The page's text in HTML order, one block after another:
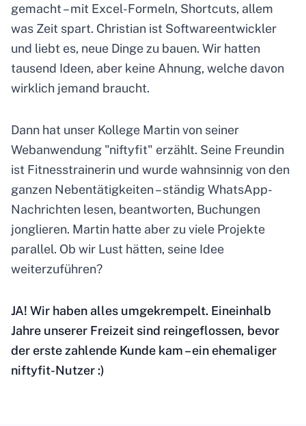
gemacht – mit Excel-Formeln, Shortcuts, allem
was Zeit spart. Christian ist Softwareentwickler
und liebt es, neue Dinge zu bauen. Wir hatten
tausend Ideen, aber keine Ahnung, welche davon
wirklich jemand braucht.
Dann hat unser Kollege Martin von seiner
Webanwendung "niftyfit" erzählt. Seine Freundin
ist Fitnesstrainerin und wurde wahnsinnig von den
ganzen Nebentätigkeiten – ständig WhatsApp-
Nachrichten lesen, beantworten, Buchungen
jonglieren. Martin hatte aber zu viele Projekte
parallel. Ob wir Lust hätten, seine Idee
weiterzuführen?
JA! Wir haben alles umgekrempelt. Eineinhalb
Jahre unserer Freizeit sind reingeflossen, bevor
der erste zahlende Kunde kam – ein ehemaliger
niftyfit-Nutzer :)